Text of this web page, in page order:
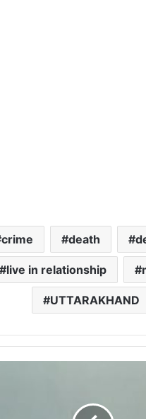
crime death
live in relationship
UTTARAKHAND